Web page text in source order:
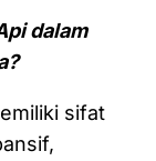
dalam
sifat